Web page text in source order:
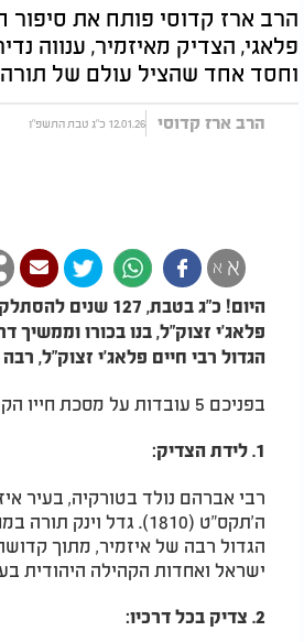
הרב ארז קדוסי פותח את סיפור
פלאגי, הצדיק מאיזמיר, ענווה
וחסד אחד שהציל עולם של
הרב ארז קדוסי 12.01.26 כ"ג טבת התשפ"ו
א א
היום! כ"ג בטבת, 127
פלאג'י זצוק"ל, בנו בכורו וממשיך
הגדול רבי חיים פלאג'י זצוק"ל,
בפניכם 5 עובדות על מסכת חייו הקדושים:
1. לידת הצדיק:
רבי אברהם נולד בטורקיה, בעיר
ה'תקס"ט (1810). גדל וינק
הגדול רבה של איזמיר, מתוך
ישראל ואחדות הקהילה היהודית
2. צדיק בכל דרכיו: